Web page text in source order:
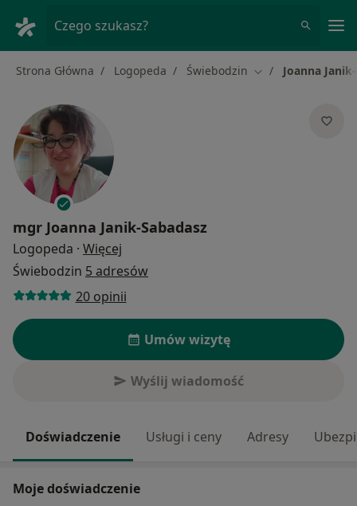
Czego szukasz?
Strona Główna Logopeda Świebodzin Zmień miasto
Joanna
mgr Joanna Janik-Sabadasz
Logopeda · Więcej
Świebodzin 5 adresów
20 opinii
Umów wizytę
Wyślij wiadomość
Doświadczenie Usługi i ceny Adresy
Moje doświadczenie